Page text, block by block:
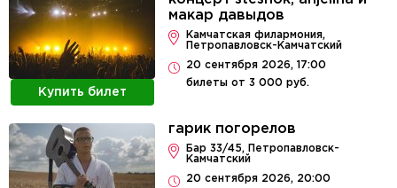
Купить билет
макар давыдов
Камчатская филармония,
Петропавловск-Камчатский
20 сентября 2026, 17:00
билеты от 3 000 руб.
гарик погорелов
Бар 33/45, Петропавловск-
Камчатский
20 сентября 2026, 20:00